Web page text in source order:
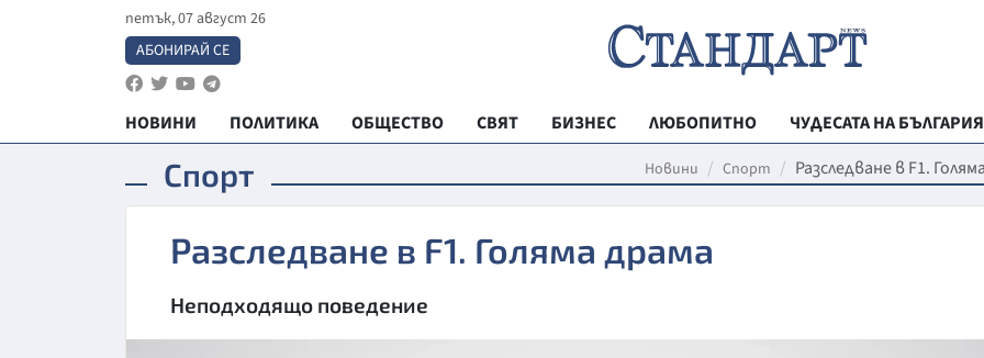
петък, 07 август 26
АБОНИРАЙ СЕ
НОВИНИ ПОЛИТИКА ОБЩЕСТВО СВЯТ БИЗНЕС ЛЮБОПИТНО
ЧУДЕСАТА НА БЪЛГАРИЯ
РЕГИОНАЛНИ
ВЕСТНИК
Спорт Новини Спорт Разследване в F1.
Разследване в F1. Голяма драма
Неподходящо поведение